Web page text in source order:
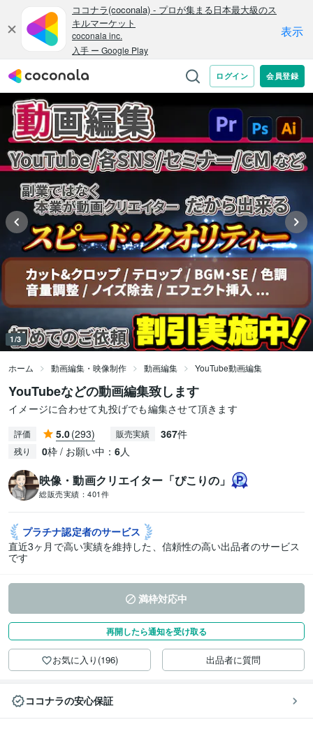
1/3
ホーム 動画編集・映像制作 動画編集 YouTube動画編集
YouTubeなどの動画編集致します
イメージに合わせて丸投げでも編集させて頂きます
評価 5.0(293) 販売実績 367件
残り 0枠 / お願い中： 6人
映像・動画クリエイター「ぴこりの」
総販売実績： 401件
プラチナ認定者のサービス
直近3ヶ月で高い実績を維持した、信頼性の高い出品者のサービス
です
満枠対応中
再開したら通知を受け取る
お気に入り(196) 出品者に質問
ココナラの安心保証